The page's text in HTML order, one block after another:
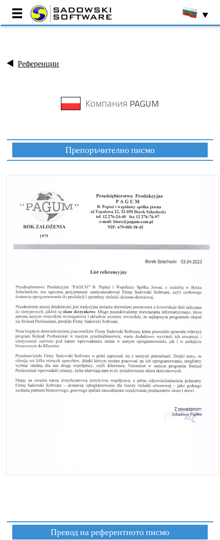
Референции
програми
За фирмата
Контакт
Референции
Компания PAGUM
Препоръчително писмо
Превод на референтното писмо